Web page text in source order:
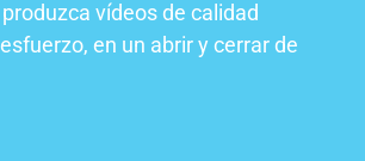
vídeos de calidad
en un abrir y cerrar de